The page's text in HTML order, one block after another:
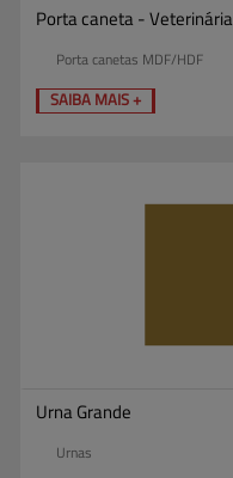
Porta caneta - Veterinária
Porta canetas MDF/HDF
SAIBA MAIS +
Urna Grande
Urnas